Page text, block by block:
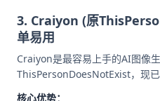
3. Craiyon (原
单易用
Craiyon是最容易上手的AI图像
ThisPersonDoesNotExist，现已
核心优势：